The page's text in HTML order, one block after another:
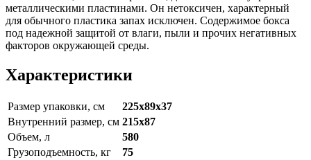
металлическими пластинами. Он нетоксичен, характерный
для обычного пластика запах исключен. Содержимое бокса
под надежной защитой от влаги, пыли и прочих негативных
факторов окружающей среды.
Характеристики
Размер упаковки, см
225x89x37
Внутренний размер, см 215x87
Объем, л
580
Грузоподъемность, кг
75